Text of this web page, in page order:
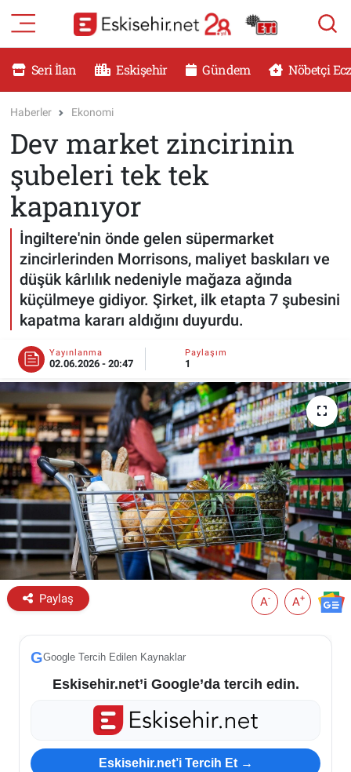
Seri İlan Eskişehir Gündem Nöbetçi
Haberler Ekonomi
Dev market zincirinin
şubeleri tek tek
kapanıyor
İngiltere'nin önde gelen süpermarket
zincirlerinden Morrisons, maliyet baskıları ve
düşük kârlılık nedeniyle mağaza ağında
küçülmeye gidiyor. Şirket, ilk etapta 7 şubesini
kapatma kararı aldığını duyurdu.
Yayınlanma
02.06.2026 - 20:47
Paylaşım
1
Paylaş A- A+
GGoogle Tercih Edilen Kaynaklar
Eskisehir.net’i Google’da tercih edin.
Eskisehir.net’i Tercih Et →
RESMİ İLANLAR
DÜNYA
SAĞLIK
MAGAZİN
KADIN
TEKNOLOJİ
ESKİŞEHİR NÖBETÇİ ECZANELER
Eskişehir Haber İçerikleri
Eskişehir Hava Durumu
Eskişehir Tramvay Saatleri
Eskişehir Otobüs Saatleri
Eskişehir Nöbetçi Eczaneler
Eskişehir Namaz Vakitleri
Eskişehir Trafik Yoğunluk Haritası
Süper Lig Puan Durumu ve Fikstür
Tüm Manşetler
Son Dakika Haberleri